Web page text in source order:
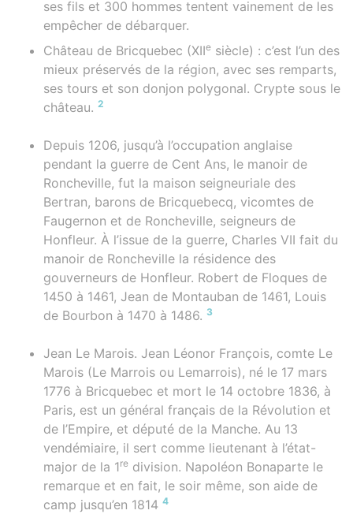
ses fils et 300 hommes tentent vainement de les
empêcher de débarquer.
Château de Bricquebec (XIIe siècle) : c’est l’un des
mieux préservés de la région, avec ses remparts,
ses tours et son donjon polygonal. Crypte sous le
château. 2
Depuis 1206, jusqu’à l’occupation anglaise
pendant la guerre de Cent Ans, le manoir de
Roncheville, fut la maison seigneuriale des
Bertran, barons de Bricquebecq, vicomtes de
Faugernon et de Roncheville, seigneurs de
Honfleur. À l’issue de la guerre, Charles VII fait du
manoir de Roncheville la résidence des
gouverneurs de Honfleur. Robert de Floques de
1450 à 1461, Jean de Montauban de 1461, Louis
de Bourbon à 1470 à 1486. 3
Jean Le Marois. Jean Léonor François, comte Le
Marois (Le Marrois ou Lemarrois), né le 17 mars
1776 à Bricquebec et mort le 14 octobre 1836, à
Paris, est un général français de la Révolution et
de l’Empire, et député de la Manche. Au 13
vendémiaire, il sert comme lieutenant à l’état-
major de la 1re division. Napoléon Bonaparte le
remarque et en fait, le soir même, son aide de
camp jusqu’en 1814 4